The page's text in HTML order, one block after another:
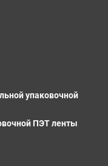
упаковочной
ПЭТ ленты